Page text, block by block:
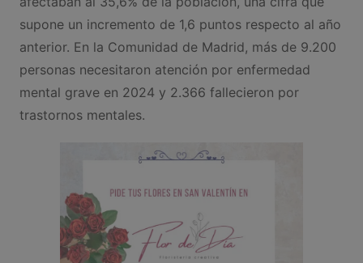
supone un incremento de 1,6 puntos respecto al año
anterior. En la Comunidad de Madrid, más de 9.200
personas necesitaron atención por enfermedad
mental grave en 2024 y 2.366 fallecieron por
trastornos mentales.